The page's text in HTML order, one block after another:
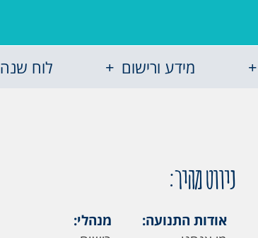
מידע ורישום לוח שנה
ניווט מהיר:
אודות התנועה:
מנהלי: